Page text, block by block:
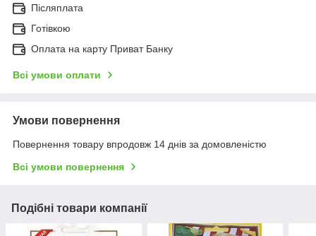
Післяплата
Готівкою
Оплата на карту Приват Банку
Всі умови оплати
Умови повернення
Повернення товару впродовж 14 днів за домовленістю
Всі умови повернення
Подібні товари компанії